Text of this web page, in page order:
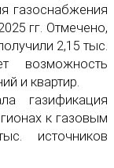
газоснабжения
гг. Отмечено,
2,15 тыс.
возможность
и квартир.
газификация
к газовым
источников